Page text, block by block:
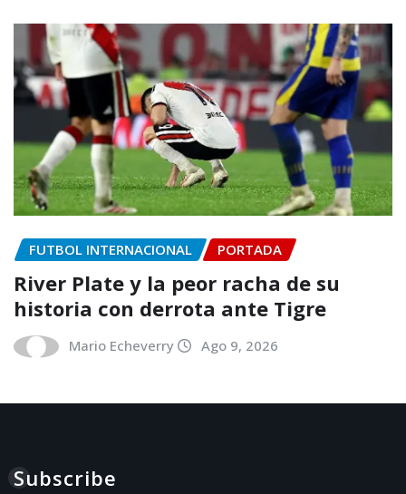
FUTBOL INTERNACIONAL PORTADA
River Plate y la peor racha de su
historia con derrota ante Tigre
Mario Echeverry Ago 9, 2026
Subscribe